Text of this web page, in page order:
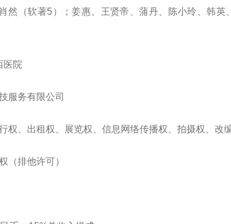
然（软著5）；姜惠、王贤帝、蒲丹、陈小玲、韩英
医院
服务有限公司
权、出租权、展览权、信息网络传播权、拍摄权、改
（排他许可）